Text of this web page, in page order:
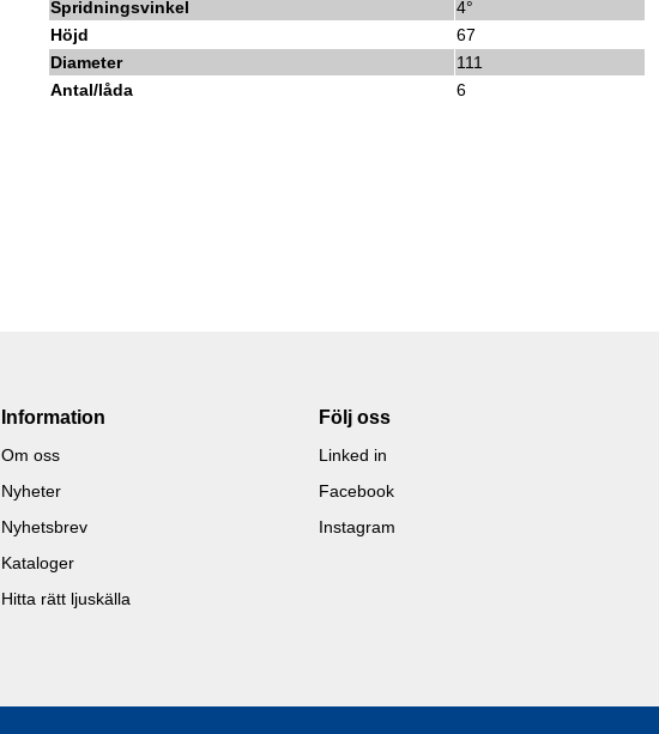
Spridningsvinkel
4°
Höjd
67
Diameter
111
Antal/låda
6
Information
Om oss
Nyheter
Nyhetsbrev
Kataloger
Hitta rätt ljuskälla
Följ oss
Linked in
Facebook
Instagram